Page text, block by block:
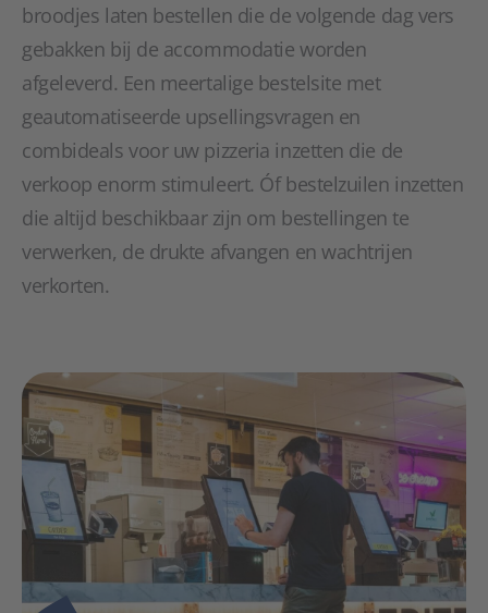
broodjes laten bestellen die de volgende dag vers
gebakken bij de accommodatie worden
afgeleverd. Een meertalige bestelsite met
geautomatiseerde upsellingsvragen en
combideals voor uw pizzeria inzetten die de
verkoop enorm stimuleert. Óf bestelzuilen inzetten
die altijd beschikbaar zijn om bestellingen te
verwerken, de drukte afvangen en wachtrijen
verkorten.